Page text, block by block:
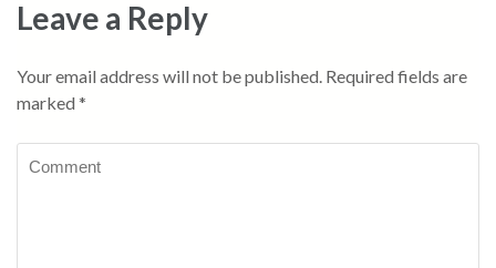
Leave a Reply
Your email address will not be published. Required fields are
marked *